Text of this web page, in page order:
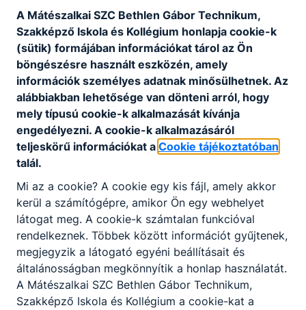
KAPCSOLÓDÓ HÍREK
Nyári ügyelet
Nyári nyitvatartás, ügyfélfogadás
A Mátészalkai SZC Bethlen Gábor Technikum,
Szakképző Iskola és Kollégium honlapja cookie-k
(sütik) formájában információkat tárol az Ön
böngészésre használt eszközén, amely
információk személyes adatnak minősülhetnek. Az
alábbiakban lehetősége van dönteni arról, hogy
mely típusú cookie-k alkalmazását kívánja
engedélyezni. A cookie-k alkalmazásáról
teljeskörű információkat a Cookie tájékoztatóban
talál.
Mi az a cookie? A cookie egy kis fájl, amely akkor
kerül a számítógépre, amikor Ön egy webhelyet
látogat meg. A cookie-k számtalan funkcióval
rendelkeznek. Többek között információt gyűjtenek,
megjegyzik a látogató egyéni beállításait és
általánosságban megkönnyítik a honlap használatát.
A Mátészalkai SZC Bethlen Gábor Technikum,
Szakképző Iskola és Kollégium a cookie-kat a